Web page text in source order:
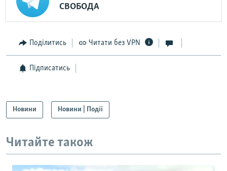
СВОБОДА
Поділитись Читати без VPN
Підписатись
Новини Новини | Події
Читайте також